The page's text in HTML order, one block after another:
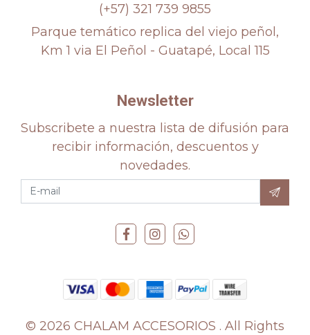
(+57) 321 739 9855
Parque temático replica del viejo peñol,
Km 1 via El Peñol - Guatapé, Local 115
Newsletter
Subscribete a nuestra lista de difusión para
recibir información, descuentos y
novedades.
© 2026 CHALAM ACCESORIOS . All Rights